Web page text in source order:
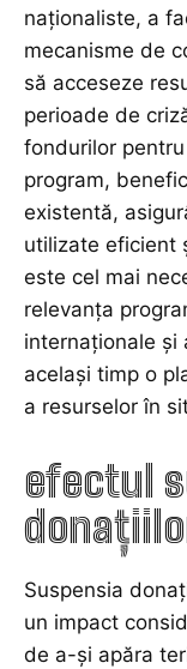
naționaliste, a
mecanisme de
să acceseze
perioade de
fondurilor
program,
existentă,
utilizate eficient
este cel mai
relevanța
internaționale și
același timp o
a resurselor în
efectul
Suspensia
un impact
de a-și apăra